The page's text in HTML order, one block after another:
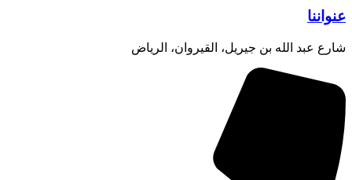
عنواننا
شارع عبد الله بن جيريل، القيروان، الرياض